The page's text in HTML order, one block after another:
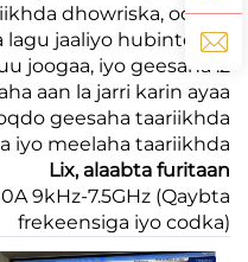
dhowriska, oo soo
lagu jaaliyo hubinteeda.
joogaa, iyo geesaha
aan la jarri karin ayaa
geesaha taariikhda
iyo meelaha taariikhda.
Lix, alaabta furitaan
9kHz-7.5GHz (Qaybta
frekeensiga iyo codka)